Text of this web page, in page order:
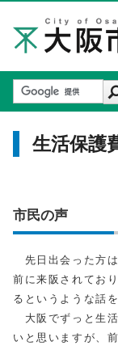
生活保護
市民の声
先日出会った方は
前に来阪されてお
るというような話
大阪でずっと生
いと思いますが、